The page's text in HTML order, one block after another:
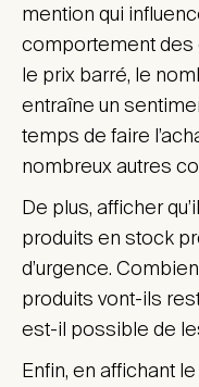
mention qui
comportement des
le prix barré, le
entraîne un
temps de faire
nombreux autres
De plus, afficher
produits en stock
d’urgence.
produits vont-ils
est-il possible de
Enfin, en affichant